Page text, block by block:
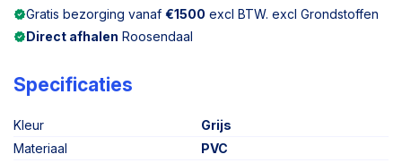
Gratis bezorging vanaf €1500 excl BTW. excl Grondstoffen
Direct afhalen Roosendaal
Specificaties
Kleur
Grijs
Materiaal
PVC